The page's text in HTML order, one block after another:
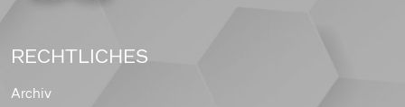
RECHTLICHES
Archiv